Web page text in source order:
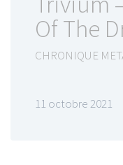
Of The
CHRONIQUE
11 octobre 2021